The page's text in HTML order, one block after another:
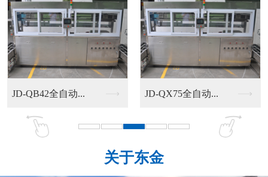
JD-QB42全自动... JD-QX75全自动...
关于东金